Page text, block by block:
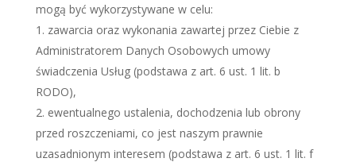
mogą być wykorzystywane w celu:
zawarcia oraz wykonania zawartej przez Ciebie z
Administratorem Danych Osobowych umowy
świadczenia Usług (podstawa z art. 6 ust. 1 lit. b
RODO),
ewentualnego ustalenia, dochodzenia lub obrony
przed roszczeniami, co jest naszym prawnie
uzasadnionym interesem (podstawa z art. 6 ust. 1 lit. f